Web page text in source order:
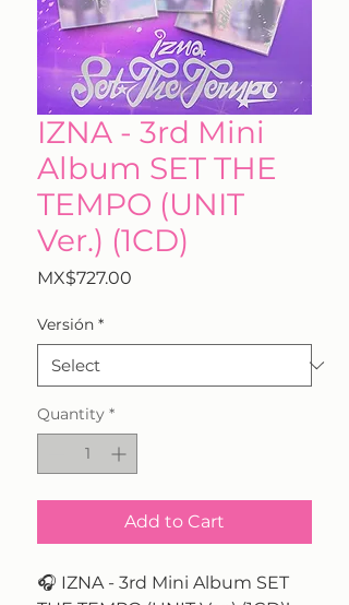
IZNA - 3rd Mini
Album SET THE
TEMPO (UNIT
Ver.) (1CD)
MX$727.00
Versión *
Quantity *
Add to Cart
🎧 IZNA - 3rd Mini Album SET